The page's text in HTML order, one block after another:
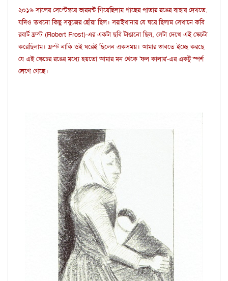
২০১৬ সালের সেপ্টেম্বরে ভারমন্ট গিয়েছিলাম গাছের পাতার রঙের বাহার দেখতে,
যদিও তখনো কিছু সবুজের ছোঁয়া ছিল। সরাইখানার যে ঘরে ছিলাম সেখানে কবি
রবার্ট ফ্রস্ট (Robert Frost)-এর একটা ছবি টাঙানো ছিল, সেটা দেখে এই স্কেচটা
করেছিলাম। ফ্রস্ট নাকি ওই ঘরেই ছিলেন একসময়। আমার ভাবতে ইচ্ছে করছে
যে এই স্কেচের রঙের মধ্যে হয়তো আমার মন থেকে 'ফল কালার'-এর একটু স্পর্শ
লেগে গেছে।